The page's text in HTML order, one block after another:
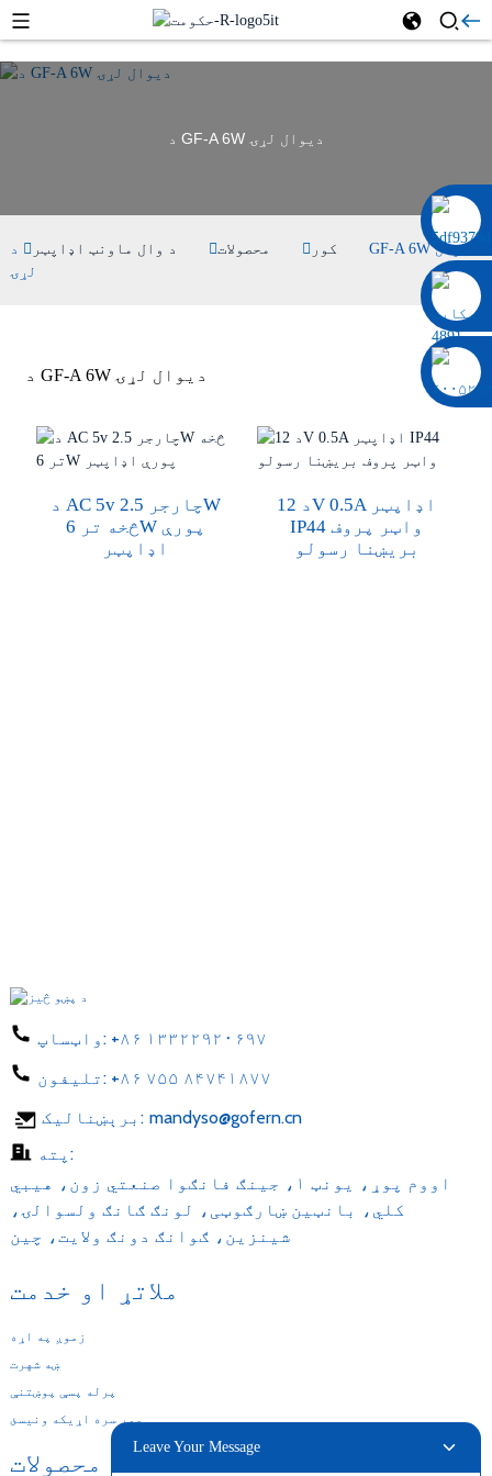
۰۰۸۶ ۱۳۳۲۲۹۲۰۶۹۷
د GF-A 6W دیوال لړۍ
کور محصولات د وال ماونټ اډاپټر
د GF-A 6W دیوال
لړۍ
د GF-A 6W دیوال لړۍ
د AC 5v چارجر 2.5W
څخه تر 6W پورې
اډاپټر
د 12V 0.5A اډاپټر
IP44 واټر پروف
بریښنا رسولو
واټساپ: +۸۶ ۱۳۳۲۲۹۲۰۶۹۷
تلیفون: +۸۶ ۷۵۵ ۸۴۷۴۱۸۷۷
برېښنالیک: mandyso@gofern.cn
پته:
اووم پوړ، یونټ ۱، جینګ فانګوا صنعتي زون، هیبي
کلي، بانټین ښارګوټی، لونګ ګانګ ولسوالۍ،
شینزین، ګوانګ دونګ ولایت، چین
ملاتړ او خدمت
زموږ په اړه
ښه شهرت
پرله پسې پوښتنې
موږ سره اړیکه ونیسئ
زموږ محصولات
Leave Your Message